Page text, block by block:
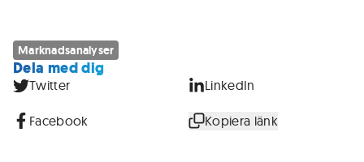
Marknadsanalyser
Dela med dig
Twitter LinkedIn
Facebook Kopiera länk